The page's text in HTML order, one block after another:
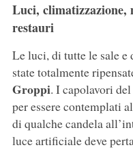
Luci, climatizzazione,
restauri
Le luci, di tutte le sale e
state totalmente
Groppi. I capolavori
per essere contemplati
di qualche candela
luce artificiale deve